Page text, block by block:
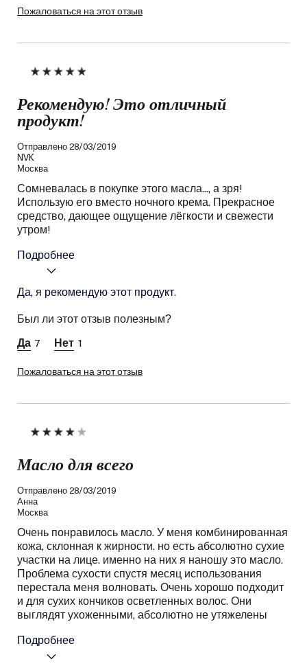
Пожаловаться на этот отзыв
Рекомендую! Это отличный
продукт!
Отправлено 28/03/2019
NVK
Москва
Сомневалась в покупке этого масла..., а зря!
Использую его вместо ночного крема. Прекрасное
средство, дающее ощущение лёгкости и свежести
утром!
Подробнее
Я получал (-а) миниатюру
этого продукта:
Ваш тип кожи
Потребность кожи
Да, я рекомендую этот продукт.
Был ли этот отзыв полезным?
7 1
Пожаловаться на этот отзыв
Масло для всего
Отправлено28/03/2019
Анна
Москва
Очень понравилось масло. У меня комбинированная
кожа, склонная к жирности. но есть абсолютно сухие
участки на лице. именно на них я наношу это масло.
Проблема сухости спустя месяц использования
перестала меня волновать. Очень хорошо подходит
и для сухих кончиков осветленных волос. Они
выглядят ухоженными, абсолютно не утяжелены
Подробнее